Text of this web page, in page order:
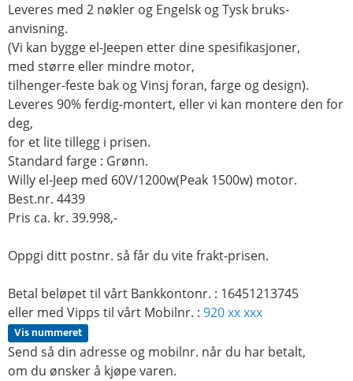
Leveres med 2 nøkler og Engelsk og Tysk bruks-
anvisning.
(Vi kan bygge el-Jeepen etter dine spesifikasjoner,
med større eller mindre motor,
tilhenger-feste bak og Vinsj foran, farge og design).
Leveres 90% ferdig-montert, eller vi kan montere den for
deg,
for et lite tillegg i prisen.
Standard farge : Grønn.
Willy el-Jeep med 60V/1200w(Peak 1500w) motor.
Best.nr. 4439
Pris ca. kr. 39.998,-
Oppgi ditt postnr. så får du vite frakt-prisen.
Betal beløpet til vårt Bankkontonr. : 16451213745
eller med Vipps til vårt Mobilnr. : 920 xx xxx
Vis nummeret
Send så din adresse og mobilnr. når du har betalt,
om du ønsker å kjøpe varen.